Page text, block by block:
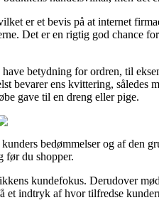
er et bevis på at internet
Det er en rigtig god chance
betydning for ordren, til
bevarer ens kvittering,
gave til en dreng eller pige.
bedømmelser og af den
før du shopper.
kundefokus. Derudover
et indtryk af hvor tilfredse